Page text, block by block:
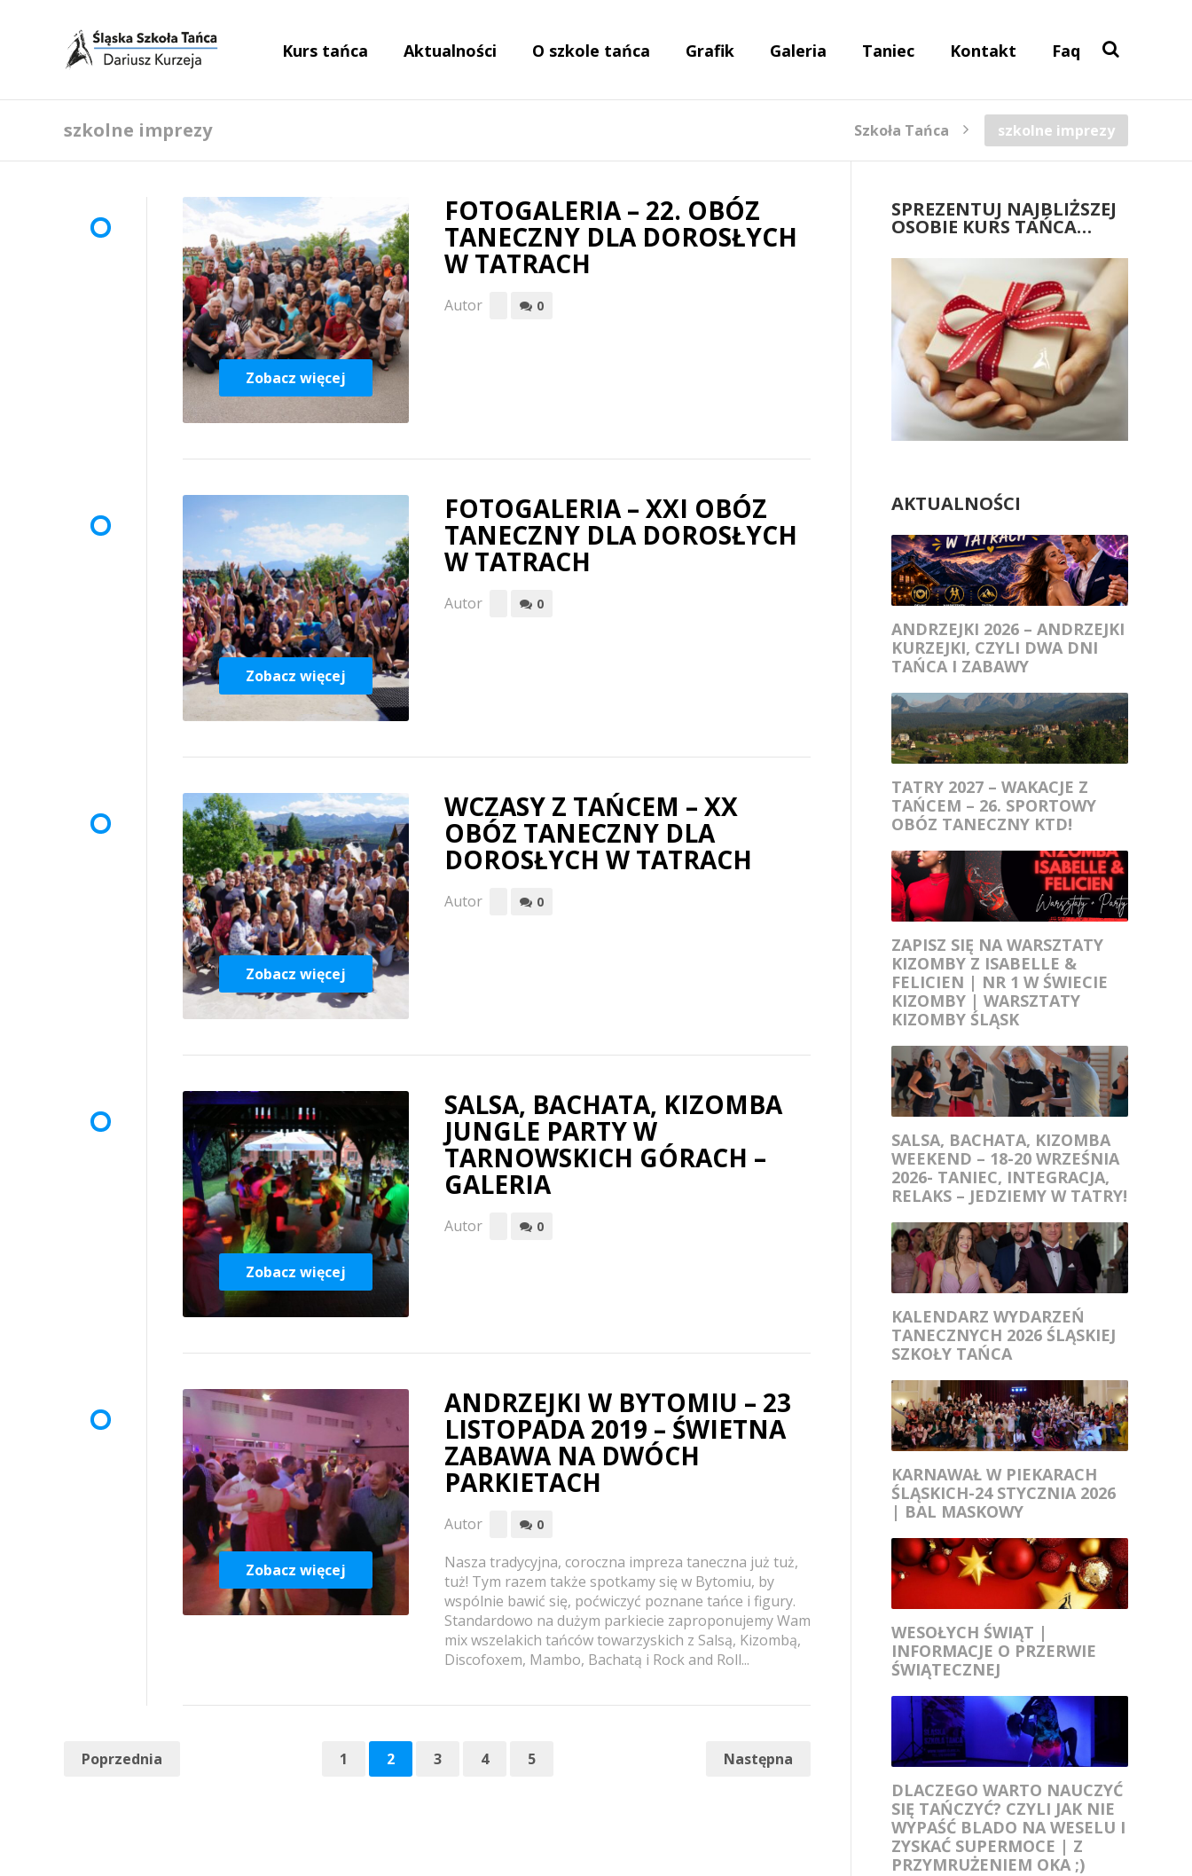
Kurs tańca Aktualności O szkole tańca Grafik Galeria Taniec Kontakt Faq
szkolne imprezy Szkoła Tańca szkolne imprezy
Zobacz więcej
FOTOGALERIA – 22. OBÓZ
TANECZNY DLA DOROSŁYCH
W TATRACH
Autor 0
Zobacz więcej
FOTOGALERIA – XXI OBÓZ
TANECZNY DLA DOROSŁYCH
W TATRACH
Autor 0
Zobacz więcej
WCZASY Z TAŃCEM – XX
OBÓZ TANECZNY DLA
DOROSŁYCH W TATRACH
Autor 0
Zobacz więcej
SALSA, BACHATA, KIZOMBA
JUNGLE PARTY W
TARNOWSKICH GÓRACH –
GALERIA
Autor 0
Zobacz więcej
ANDRZEJKI W BYTOMIU – 23
LISTOPADA 2019 – ŚWIETNA
ZABAWA NA DWÓCH
PARKIETACH
Autor 0
Nasza tradycyjna, coroczna impreza taneczna już tuż,
tuż! Tym razem także spotkamy się w Bytomiu, by
wspólnie bawić się, poćwiczyć poznane tańce i figury.
Standardowo na dużym parkiecie zaproponujemy Wam
mix wszelakich tańców towarzyskich z Salsą, Kizombą,
Discofoxem, Mambo, Bachatą i Rock and Roll...
Poprzednia 1 2 3 4 5 Następna
SPREZENTUJ NAJBLIŻSZEJ
OSOBIE KURS TAŃCA…
AKTUALNOŚCI
ANDRZEJKI 2026 – ANDRZEJKI
KURZEJKI, CZYLI DWA DNI
TAŃCA I ZABAWY
TATRY 2027 – WAKACJE Z
TAŃCEM – 26. SPORTOWY
OBÓZ TANECZNY KTD!
ZAPISZ SIĘ NA WARSZTATY
KIZOMBY Z ISABELLE &
FELICIEN | NR 1 W ŚWIECIE
KIZOMBY | WARSZTATY
KIZOMBY ŚLĄSK
SALSA, BACHATA, KIZOMBA
WEEKEND – 18-20 WRZEŚNIA
2026- TANIEC, INTEGRACJA,
RELAKS – JEDZIEMY W TATRY!
KALENDARZ WYDARZEŃ
TANECZNYCH 2026 ŚLĄSKIEJ
SZKOŁY TAŃCA
KARNAWAŁ W PIEKARACH
ŚLĄSKICH-24 STYCZNIA 2026
| BAL MASKOWY
WESOŁYCH ŚWIĄT |
INFORMACJE O PRZERWIE
ŚWIĄTECZNEJ
DLACZEGO WARTO NAUCZYĆ
SIĘ TAŃCZYĆ? CZYLI JAK NIE
WYPAŚĆ BLADO NA WESELU I
ZYSKAĆ SUPERMOCE | Z
PRZYMRUŻENIEM OKA ;)